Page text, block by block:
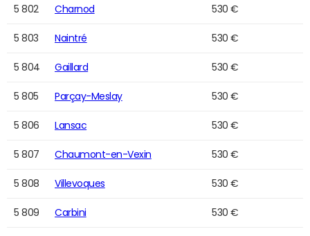
5 802 Charnod 530 €
5 803 Naintré 530 €
5 804 Gaillard 530 €
5 805 Parçay-Meslay 530 €
5 806 Lansac 530 €
5 807 Chaumont-en-Vexin 530 €
5 808 Villevoques 530 €
5 809 Carbini 530 €